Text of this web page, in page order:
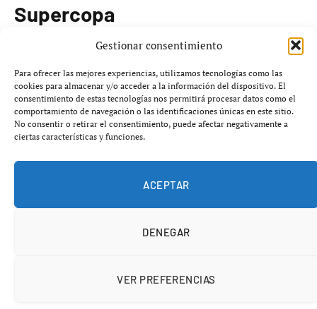
Gestionar consentimiento
Para ofrecer las mejores experiencias, utilizamos tecnologías como las
cookies para almacenar y/o acceder a la información del dispositivo. El
consentimiento de estas tecnologías nos permitirá procesar datos como el
comportamiento de navegación o las identificaciones únicas en este sitio.
No consentir o retirar el consentimiento, puede afectar negativamente a
ciertas características y funciones.
ACEPTAR
DENEGAR
VER PREFERENCIAS
Supercopa
y elAthletic Clubse enfrentarán hoy,7
de enero de 2026, a las20:00 horas(hora local) en la
primera semifinal de laSupercopa de España, que se
celebrará en elKing Abdullah Sports Cityde Yeda,
Arabia Saudí.
El Barcelona, liderado por el entrenador
llega a este encuentro tras ganar sus últimos cuatro
partidos y busca defender el título tras conquistarlo la
ganando solo uno de sus últimos cuatro juegos.